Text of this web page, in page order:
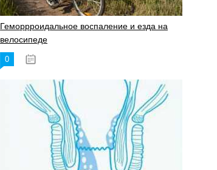
Геморрроидальное воспаление и езда на
велосипеде
0